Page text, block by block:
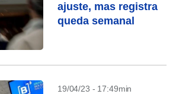
ajuste, mas registra
queda semanal
19/04/23 - 17:49min